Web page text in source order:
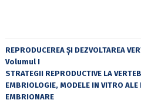
REPRODUCEREA ȘI DEZVOLTAREA
Volumul I
STRATEGII REPRODUCTIVE LA
EMBRIOLOGIE, MODELE IN VITRO ALE
EMBRIONARE